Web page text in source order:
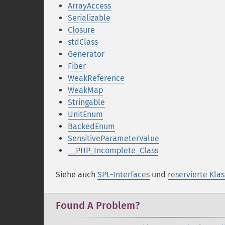
ArrayAccess
Serializable
Closure
stdClass
Generator
Fiber
WeakReference
WeakMap
Stringable
UnitEnum
BackedEnum
SensitiveParameterValue
__PHP_Incomplete_Class
Siehe auch SPL-Interfaces und reservierte
Found A Problem?